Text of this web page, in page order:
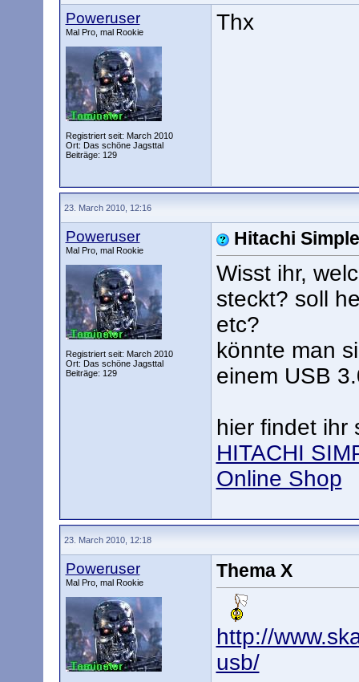
Poweruser
Mal Pro, mal Rookie
Registriert seit: March 2010
Ort: Das schöne Jagsttal
Beiträge: 129
Thx
23. March 2010, 12:16
Poweruser
Mal Pro, mal Rookie
Registriert seit: March 2010
Ort: Das schöne Jagsttal
Beiträge: 129
Hitachi
Wisst ihr,
steckt? soll
etc?
könnte man
einem USB
hier findet ihr
HITACHI
Online Shop
23. March 2010, 12:18
Poweruser
Mal Pro, mal Rookie
Thema X
http://
usb/